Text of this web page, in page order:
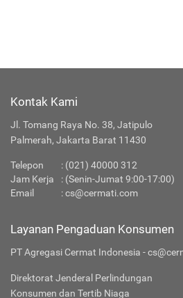
Kontak Kami
Jl. Tomang Raya No. 38, Jatipulo
Palmerah, Jakarta Barat 11430
Telepon : (021) 40000 312
Jam Kerja
: (Senin-Jumat 9:00-17:00)
Email
:cs@cermati.com
Layanan Pengaduan Konsumen
PT Agregasi Cermat Indonesia -
Direktorat Jenderal Perlindungan
Konsumen dan Tertib Niaga